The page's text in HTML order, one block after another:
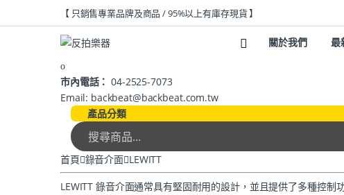
【 只銷售專業品牌及商品 / 95%以上有庫存現貨 】
關於我們 最
市內電話： 04-2525-7073
Email: backbeat@backbeat.com.tw
產品分類
首頁 錄音介面 LEWITT
LEWITT 錄音介面通常具有堅固耐用的設計，並且提供了多種控